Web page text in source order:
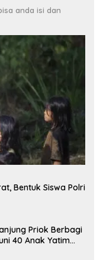
anda isi dan
Bentuk Siswa Polri
Priok Berbagi
40 Anak Yatim